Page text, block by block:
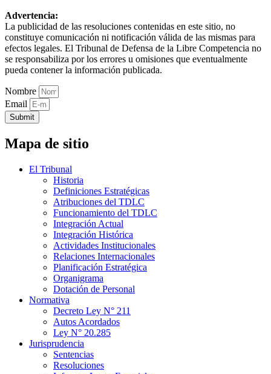
Advertencia:
La publicidad de las resoluciones contenidas en este sitio, no
constituye comunicación ni notificación válida de las mismas para
efectos legales. El Tribunal de Defensa de la Libre Competencia no
se responsabiliza por los errores u omisiones que eventualmente
pueda contener la información publicada.
Nombre
Email
Submit
Mapa de sitio
El Tribunal
Historia
Definiciones Estratégicas
Atribuciones del TDLC
Funcionamiento del TDLC
Integración Actual
Integración Histórica
Actividades Institucionales
Relaciones Internacionales
Planificación Estratégica
Organigrama
Dotación de Personal
Normativa
Decreto Ley N° 211
Autos Acordados
Ley N° 20.285
Jurisprudencia
Sentencias
Resoluciones